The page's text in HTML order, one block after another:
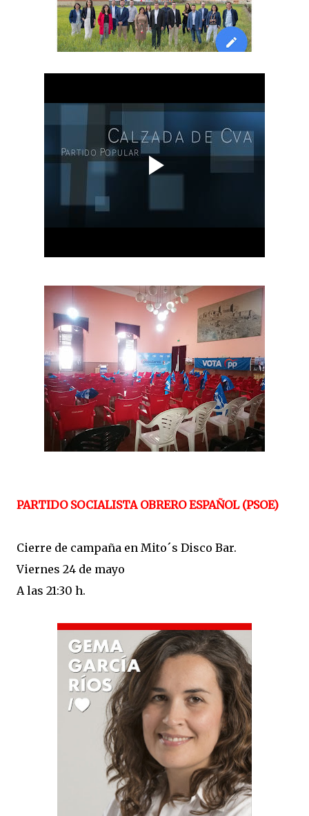
PARTIDO SOCIALISTA OBRERO ESPAÑOL (PSOE)
Cierre de campaña en Mito´s Disco Bar.
Viernes 24 de mayo
A las 21:30 h.